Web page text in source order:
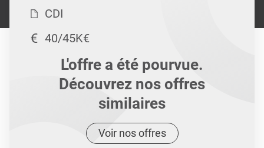
CDI
40/45K€
L'offre a été pourvue.
Découvrez nos offres
similaires
Voir nos offres